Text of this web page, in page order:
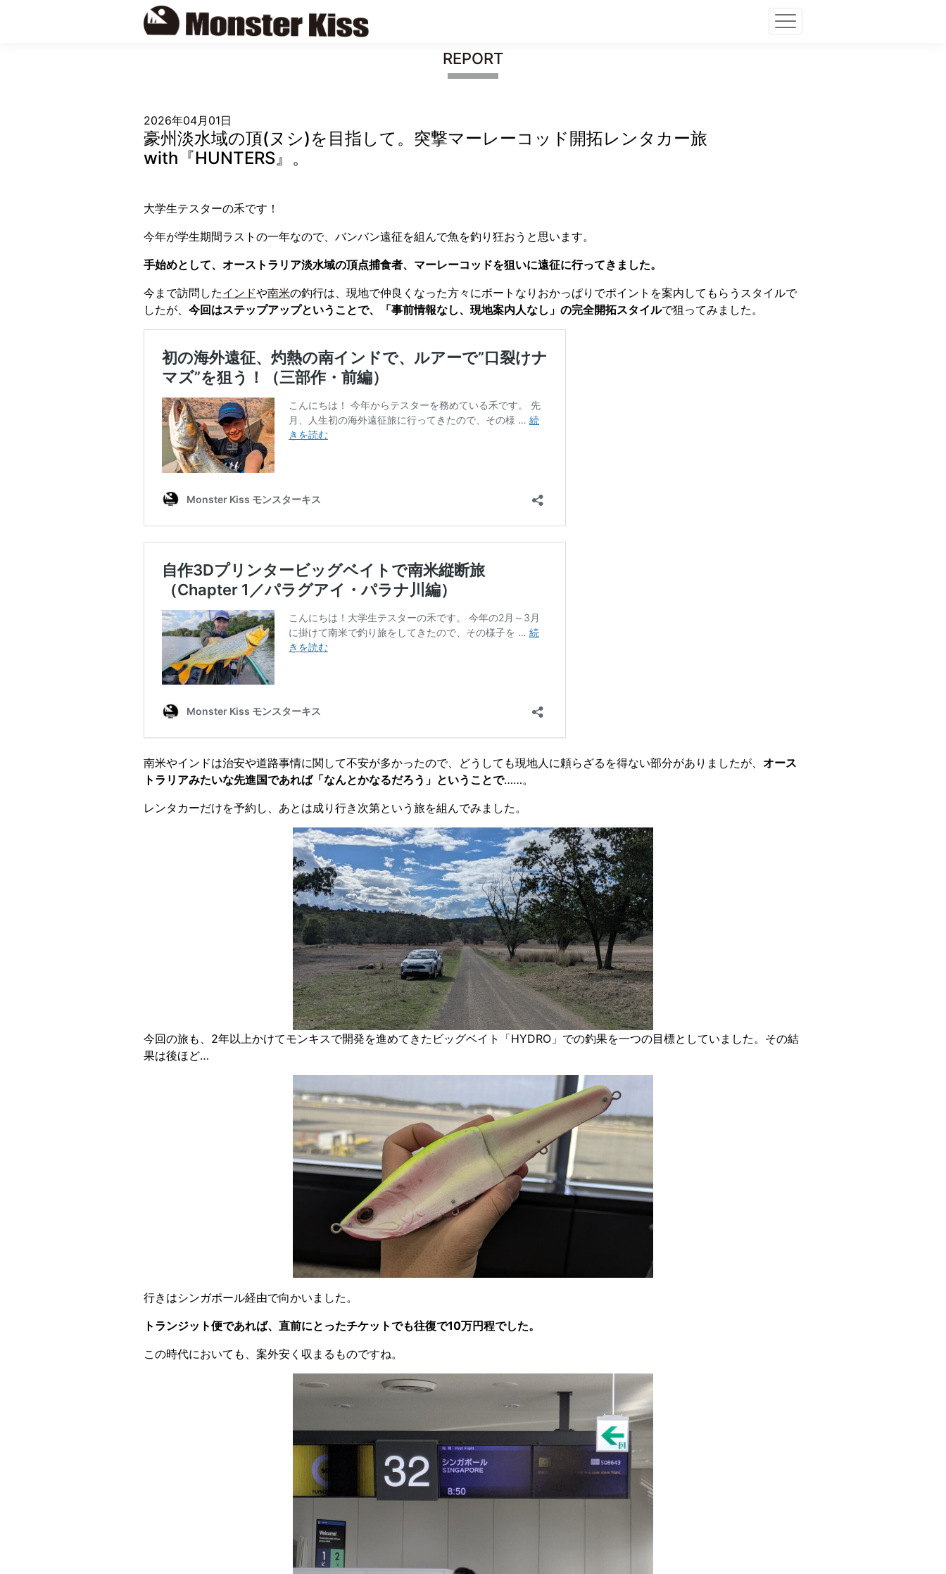
REPORT
2026年04月01日
豪州淡水域の頂(ヌシ)を目指して。突撃マーレーコッド開拓レンタカー旅
with『HUNTERS』。
大学生テスターの禾です！
今年が学生期間ラストの一年なので、バンバン遠征を組んで魚を釣り狂おうと思います。
手始めとして、オーストラリア淡水域の頂点捕食者、マーレーコッドを狙いに遠征に行ってきました。
今まで訪問したインドや南米の釣行は、現地で仲良くなった方々にボートなりおかっぱりでポイントを案内してもらうスタイルで
したが、 今回はステップアップということで、「事前情報なし、現地案内人なし」の完全開拓スタイルで狙ってみました。
南米やインドは治安や道路事情に関して不安が多かったので、どうしても現地人に頼らざるを得ない部分がありましたが、 オース
トラリアみたいな先進国であれば「なんとかなるだろう」ということで……。
レンタカーだけを予約し、あとは成り行き次第という旅を組んでみました。
今回の旅も、2年以上かけてモンキスで開発を進めてきたビッグベイト「HYDRO」での釣果を一つの目標としていました。その結
果は後ほど…
行きはシンガポール経由で向かいました。
トランジット便であれば、直前にとったチケットでも往復で10万円程でした。
この時代においても、案外安く収まるものですね。